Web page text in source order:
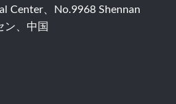
Center、No.9968 Shennan
ン、中国